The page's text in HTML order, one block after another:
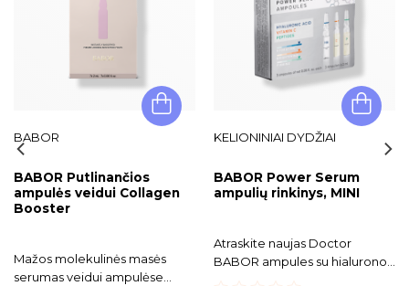
BABOR
BABOR Putlinančios
ampulės veidui Collagen
Booster
Mažos molekulinės masės
serumas veidui ampulėse
KELIONINIAI DYDŽIAI
BABOR Power Serum
ampulių rinkinys, MINI
Atraskite naujas Doctor
BABOR ampules su hialurono